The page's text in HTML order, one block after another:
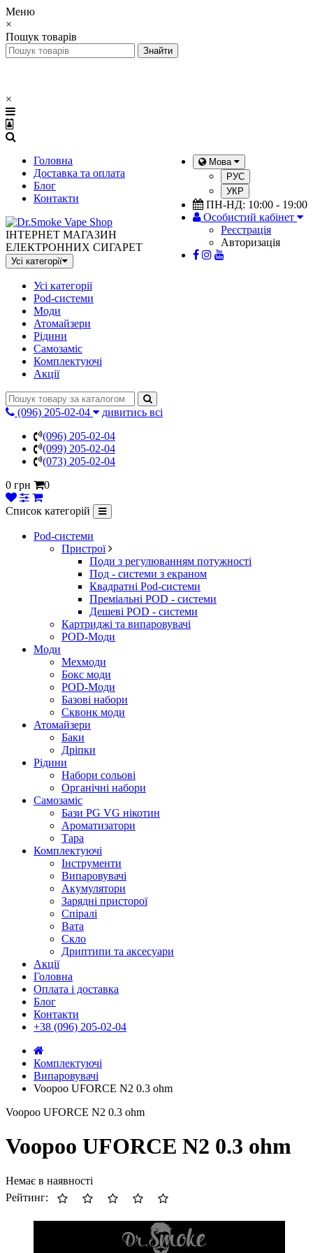
Меню
×
Пошук товарів
×
Головна
Доставка та оплата
Блог
Контакти
Мова
РУС
УКР
ПН-НД: 10:00 - 19:00
Особистий кабінет
Реєстрація
Авторизація
ІНТЕРНЕТ МАГАЗИН
ЕЛЕКТРОННИХ СИГАРЕТ
Усі категорії
Усі категорії
Pod-системи
Моди
Атомайзери
Рідини
Самозаміс
Комплектуючі
Акції
(096) 205-02-04
дивитись всі
(096) 205-02-04
(099) 205-02-04
(073) 205-02-04
0 грн
0
Список категорій
Pod-системи
Пристрої
Поди з регулюванням потужності
Под - системи з екраном
Квадратні Pod-системи
Преміальні POD - системи
Дешеві POD - системи
Картриджі та випаровувачі
POD-Моди
Моди
Мехмоди
Бокс моди
POD-Моди
Базові набори
Сквонк моди
Атомайзери
Баки
Дріпки
Рідини
Набори сольові
Органічні набори
Самозаміс
Бази PG VG нікотин
Ароматизатори
Тара
Комплектуючі
Інструменти
Випаровувачі
Акумулятори
Зарядні присторої
Спіралі
Вата
Скло
Дриптипи та аксесуари
Акції
Головна
Оплата і доставка
Блог
Контакти
+38 (096) 205-02-04
Комплектуючі
Випаровувачі
Voopoo UFORCE N2 0.3 ohm
Voopoo UFORCE N2 0.3 ohm
Voopoo UFORCE N2 0.3 ohm
Немає в наявності
Рейтинг: